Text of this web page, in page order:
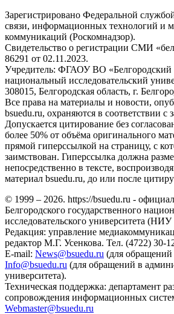
Зарегистрировано Федеральной
связи, информационных технологий и
коммуникаций (Роскомнадзор).
Свидетельство о регистрации СМИ
86291 от 02.11.2023.
Учредитель: ФГАОУ ВО «Белгородский
национальный исследовательский
308015, Белгородская область, г.
Все права на материалы и новости,
bsuedu.ru, охраняются в соответствии с
Допускается цитирование без
более 50% от объёма оригинального
прямой гиперссылкой на страницу, с
заимствован. Гиперссылка должна
непосредственно в тексте,
материал bsuedu.ru, до или после
© 1999 – 2026. https://bsuedu.ru -
Белгородского государственного
исследовательского университета
Редакция: управление
редактор М.Г. Усенкова. Тел. (4722) 30-
E-mail: News@bsuedu.ru (для обращений
Info@bsuedu.ru (для обращений в
университета).
Техническая поддержка: департамент
сопровождения информационных
Webmaster@bsuedu.ru